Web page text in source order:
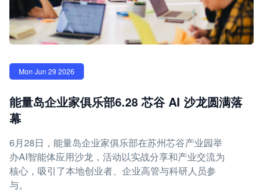
Mon Jun 29 2026
能量岛企业家俱乐部6.28 芯谷 AI 沙龙圆满落
幕
6月28日，能量岛企业家俱乐部在苏州芯谷产业园举
办AI智能体应用沙龙，活动以实战分享和产业交流为
核心，吸引了本地创业者、企业高管与科研人员参
与。